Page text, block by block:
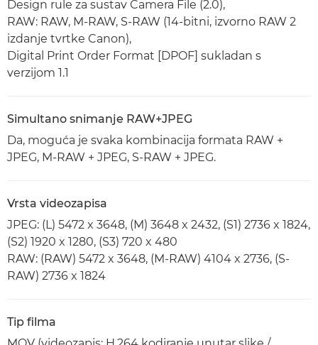
Design rule za sustav Camera File (2.0),
RAW: RAW, M-RAW, S-RAW (14-bitni, izvorno RAW 2
izdanje tvrtke Canon),
Digital Print Order Format [DPOF] sukladan s
verzijom 1.1
Simultano snimanje RAW+JPEG
Da, moguća je svaka kombinacija formata RAW +
JPEG, M-RAW + JPEG, S-RAW + JPEG.
Vrsta videozapisa
JPEG: (L) 5472 x 3648, (M) 3648 x 2432, (S1) 2736 x 1824,
(S2) 1920 x 1280, (S3) 720 x 480
RAW: (RAW) 5472 x 3648, (M-RAW) 4104 x 2736, (S-
RAW) 2736 x 1824
Tip filma